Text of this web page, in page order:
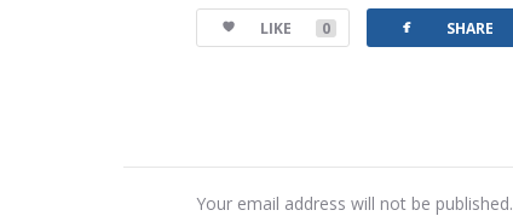
LIKE 0 facebook SHARE
Your email address will not be published.